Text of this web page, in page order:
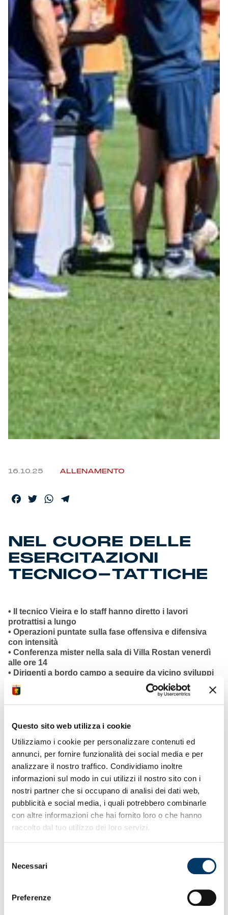
Questo sito web utilizza i cookie
Utilizziamo i cookie per personalizzare contenuti ed
annunci, per fornire funzionalità dei social media e per
analizzare il nostro traffico. Condividiamo inoltre
informazioni sul modo in cui utilizzi il nostro sito con i
nostri partner che si occupano di analisi dei dati web,
pubblicità e social media, i quali potrebbero combinarle
con altre informazioni che hai fornito loro o che hanno
raccolto dal tuo utilizzo dei loro servizi.
delNecessari
Preferenze
Summer Sale
Accessori
Party
Outlet
Helan x Genoa
Isolani x Genoa
Gift Card Online Store
16.10.25 ALLENAMENTO
Facebook
TwitterWhatsApp
NEL CUORE DELLE
ESERCITAZIONI
TECNICO-TATTICHE
• Il tecnico Vieira e lo staff hanno diretto i lavori
protrattisi a lungo
• Operazioni puntate sulla fase offensiva e difensiva
con intensità
• Conferenza mister nella sala di Villa Rostan venerdì
alle ore 14
• Dirigenti a bordo campo a seguire da vicino sviluppi
ed evoluzioni
• Riunione di analisi collettiva ultima prestazione
Napoli al Maradona
gruppo riunito
precipitazioni
• Genoa-Parmaprevenditabiglietti e rivendita dei posti
per abbonati
• Stadio Ferraris verso grande cornice di pubblico sale
• Sul sito Fondazione Genoa 1893 iprecedentidei
match con ducali
• Thorsby a un solo passo da 150a presenza e 10 gol
Serie A Enilive
• Calciatore Onana e calciatrice Acuti festeggiati da GC
Isola del Cantone
• Women sabato 12:30 match importante con Ternana
• Designati ufficiali di gara per incontro alla Sciorba